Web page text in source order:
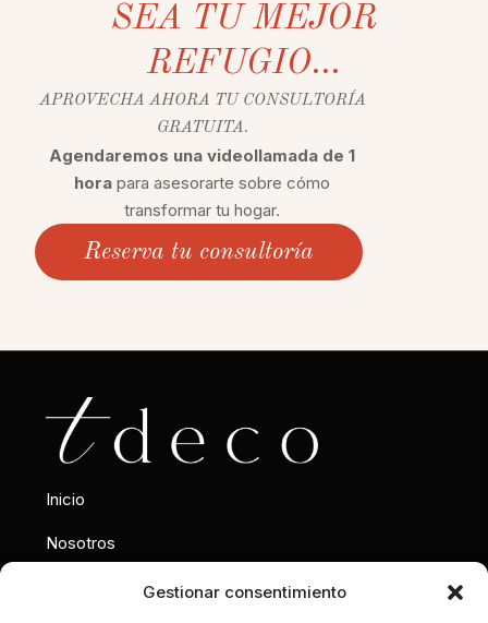
Gestionar consentimiento
SEA TU MEJOR
REFUGIO...
APROVECHA AHORA TU CONSULTORÍA
GRATUITA.
Agendaremos una videollamada de 1
hora para asesorarte sobre cómo
transformar tu hogar.
Reserva tu consultoría
Inicio
Nosotros